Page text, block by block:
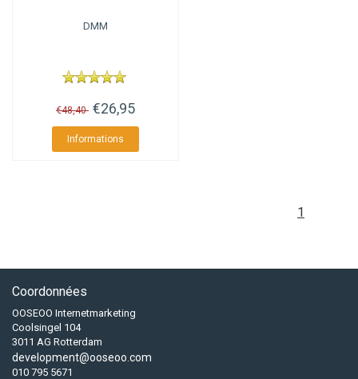
DMM
€48,40 €26,95
Informations
1
Coordonnées
OOSEOO Internetmarketing
Coolsingel 104
3011 AG Rotterdam
development@ooseoo.com
010 795 5671